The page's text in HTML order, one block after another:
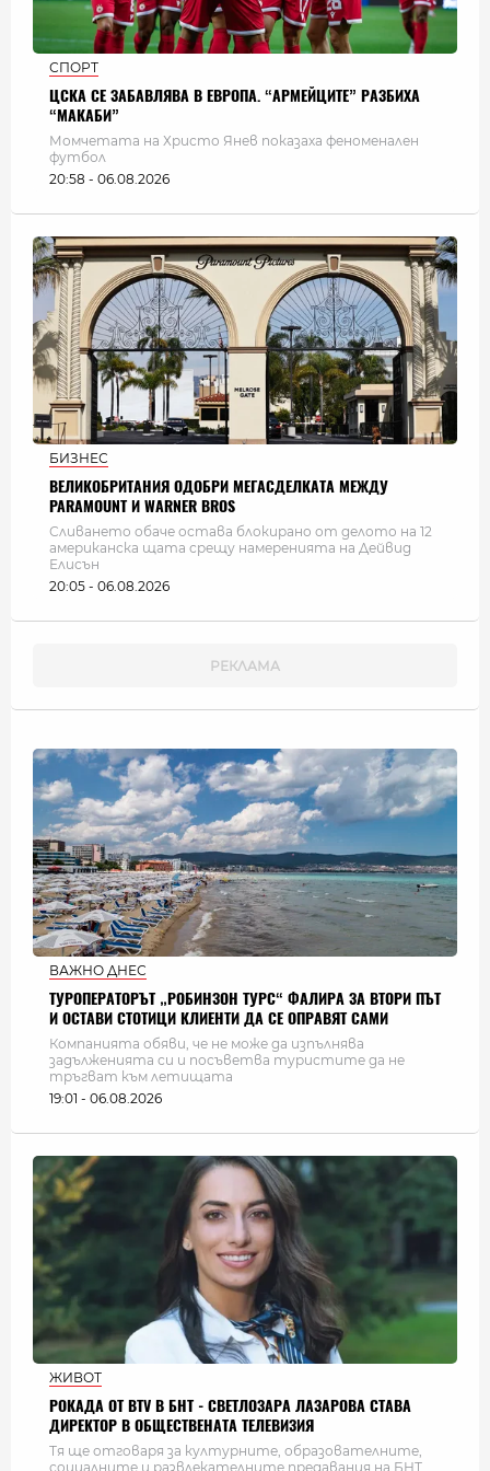
СПОРТ
ЦСКА СЕ ЗАБАВЛЯВА В ЕВРОПА. “АРМЕЙЦИТЕ” РАЗБИХА
“МАКАБИ”
Момчетата на Христо Янев показаха феноменален
футбол
20:58 - 06.08.2026
БИЗНЕС
ВЕЛИКОБРИТАНИЯ ОДОБРИ МЕГАСДЕЛКАТА МЕЖДУ
PARAMOUNT И WARNER BROS
Сливането обаче остава блокирано от делото на 12
американска щата срещу намеренията на Дейвид
Елисън
20:05 - 06.08.2026
ВАЖНО ДНЕС
ТУРОПЕРАТОРЪТ „РОБИНЗОН ТУРС“ ФАЛИРА ЗА ВТОРИ ПЪТ
И ОСТАВИ СТОТИЦИ КЛИЕНТИ ДА СЕ ОПРАВЯТ САМИ
Компанията обяви, че не може да изпълнява
задълженията си и посъветва туристите да не
тръгват към летищата
19:01 - 06.08.2026
ЖИВОТ
РОКАДА ОТ BTV В БНТ - СВЕТЛОЗАРА ЛАЗАРОВА СТАВА
ДИРЕКТОР В ОБЩЕСТВЕНАТА ТЕЛЕВИЗИЯ
Тя ще отговаря за културните, образователните,
социалните и развлекателните предавания на БНТ